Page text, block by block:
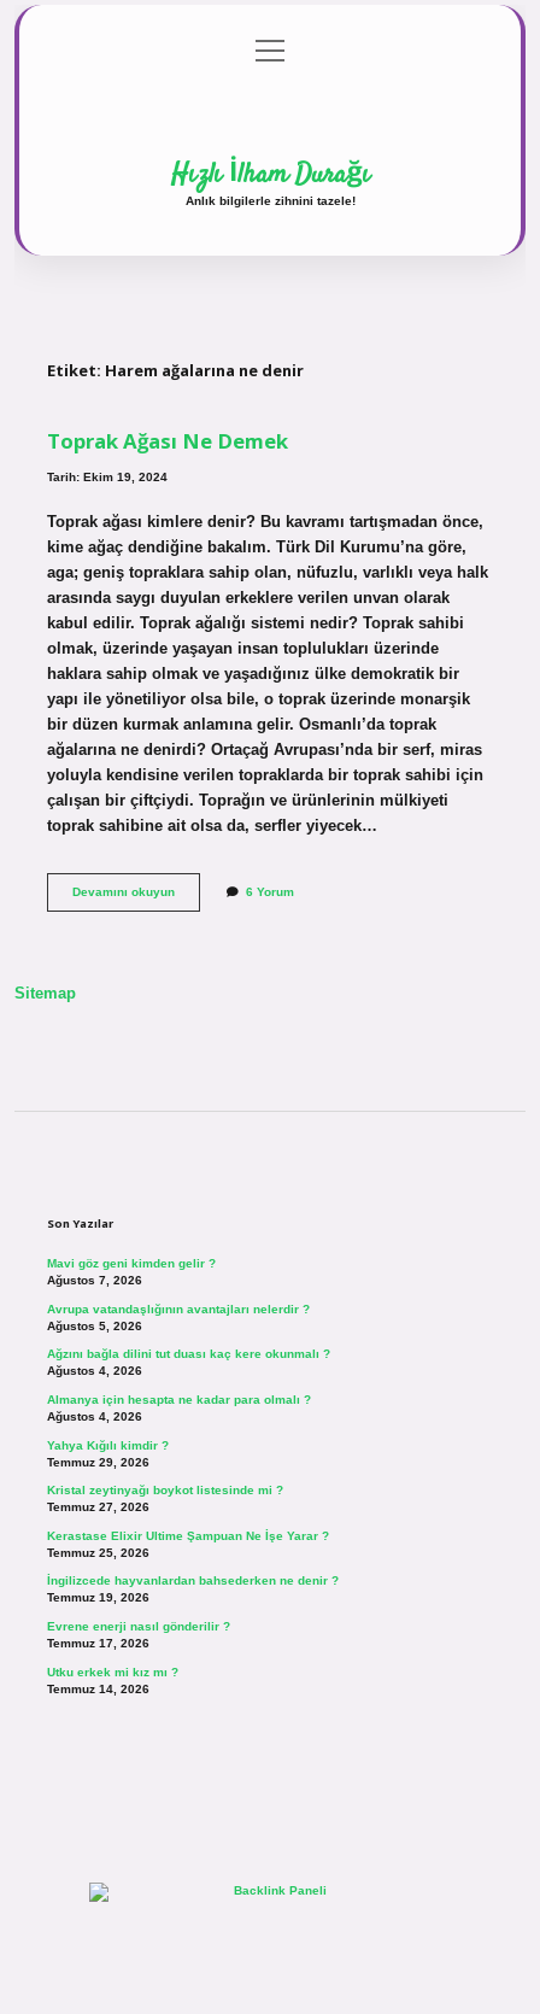
Gizlilik Politikası
menüyü
aç
Hızlı İlham Durağı
Anlık bilgilerle zihnini tazele!
Etiket: Harem ağalarına ne denir
Toprak Ağası Ne Demek
Tarih: Ekim 19, 2024
Toprak ağası kimlere denir? Bu kavramı tartışmadan önce,
kime ağaç dendiğine bakalım. Türk Dil Kurumu’na göre,
aga; geniş topraklara sahip olan, nüfuzlu, varlıklı veya halk
arasında saygı duyulan erkeklere verilen unvan olarak
kabul edilir. Toprak ağalığı sistemi nedir? Toprak sahibi
olmak, üzerinde yaşayan insan toplulukları üzerinde
haklara sahip olmak ve yaşadığınız ülke demokratik bir
yapı ile yönetiliyor olsa bile, o toprak üzerinde monarşik
bir düzen kurmak anlamına gelir. Osmanlı’da toprak
ağalarına ne denirdi? Ortaçağ Avrupası’nda bir serf, miras
yoluyla kendisine verilen topraklarda bir toprak sahibi için
çalışan bir çiftçiydi. Toprağın ve ürünlerinin mülkiyeti
toprak sahibine ait olsa da, serfler yiyecek…
Devamını okuyunToprak
6 Yorum
Sitemap
Son Yazılar
Mavi göz geni kimden gelir ?
Ağustos 7, 2026
Avrupa vatandaşlığının avantajları nelerdir ?
Ağustos 5, 2026
Ağzını bağla dilini tut duası kaç kere okunmalı ?
Ağustos 4, 2026
Almanya için hesapta ne kadar para olmalı ?
Ağustos 4, 2026
Yahya Kığılı kimdir ?
Temmuz 29, 2026
Kristal zeytinyağı boykot listesinde mi ?
Temmuz 27, 2026
Kerastase Elixir Ultime Şampuan Ne İşe Yarar ?
Temmuz 25, 2026
İngilizcede hayvanlardan bahsederken ne denir ?
Temmuz 19, 2026
Evrene enerji nasıl gönderilir ?
Temmuz 17, 2026
Utku erkek mi kız mı ?
Temmuz 14, 2026